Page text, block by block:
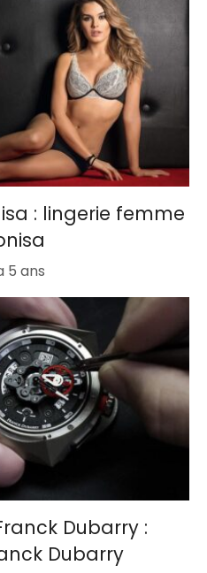
: lingerie femme
5 ans
Dubarry :
Dubarry